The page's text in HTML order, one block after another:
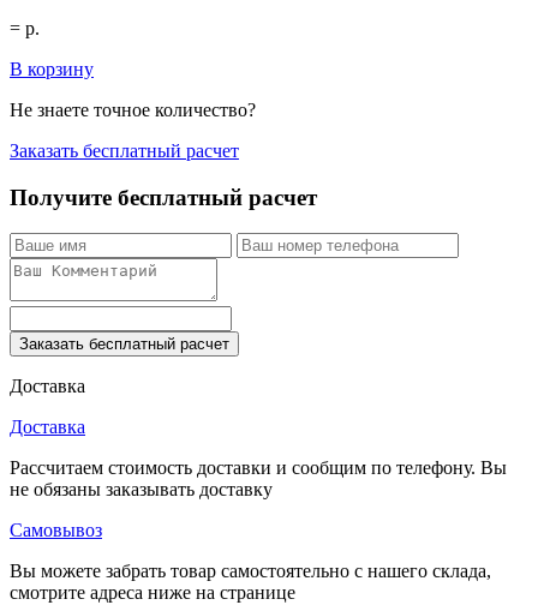
= р.
В корзину
Не знаете точное количество?
Заказать бесплатный расчет
Получите бесплатный расчет
Заказать бесплатный расчет
Доставка
Доставка
Рассчитаем стоимость доставки и сообщим по телефону. Вы
не обязаны заказывать доставку
Самовывоз
Вы можете забрать товар самостоятельно с нашего склада,
смотрите адреса ниже на странице